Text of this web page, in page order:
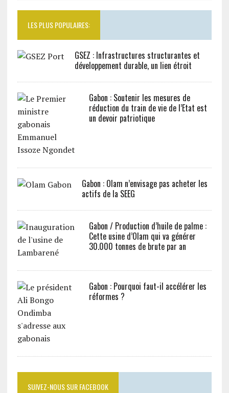
LES PLUS POPULAIRES:
GSEZ : Infrastructures structurantes et
développement durable, un lien étroit
Gabon : Soutenir les mesures de
réduction du train de vie de l’Etat est
un devoir patriotique
Gabon : Olam n’envisage pas acheter les
actifs de la SEEG
Gabon / Production d’huile de palme :
Cette usine d’Olam qui va générer
30.000 tonnes de brute par an
Gabon : Pourquoi faut-il accélérer les
réformes ?
SUIVEZ-NOUS SUR FACEBOOK